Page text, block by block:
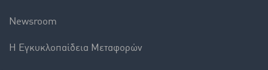
Newsroom
Η Εγκυκλοπαίδεια Mεταφορών